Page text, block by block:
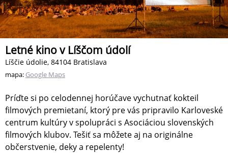
Letné kino v Líščom údolí
Líščie údolie, 84104 Bratislava
mapa: Google Maps
Príďte si po celodennej horúčave vychutnať kokteil
filmových premietaní, ktorý pre vás pripravilo Karloveské
centrum kultúry v spolupráci s Asociáciou slovenských
filmových klubov. Tešiť sa môžete aj na originálne
občerstvenie, deky a repelenty!